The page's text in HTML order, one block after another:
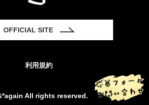
OFFICIAL SITE
利用規約
All rights reserved.